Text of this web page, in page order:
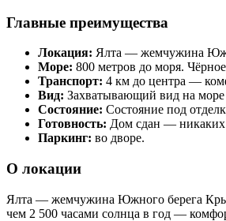
Главные преимущества
Локация: Ялта — жемчужина
Море: 800 метров до моря.
Транспорт: 4 км до центра —
Вид: Захватывающий вид на
Состояние: Состояние под
Готовность: Дом сдан — никаких
Паркинг: во дворе.
О локации
Ялта — жемчужина Южного берега
чем 2 500 часами солнца в год —